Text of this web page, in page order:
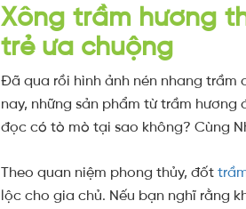
Xông trầm hương
trẻ ưa chuộng
Đã qua rồi hình ảnh nén nhang trầm
nay, những sản phẩm từ trầm
đọc có tò mò tại sao không? Cùng
Theo quan niệm phong thủy, đốt
lộc cho gia chủ. Nếu bạn nghĩ rằng